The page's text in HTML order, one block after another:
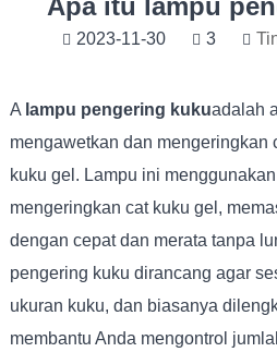
Apa itu lampu
2023-11-30 3
A lampu pengering kukuadalah
mengawetkan dan mengeringkan
kuku gel. Lampu ini
mengeringkan cat kuku gel,
dengan cepat dan merata tanpa
pengering kuku dirancang agar
ukuran kuku, dan biasanya
membantu Anda mengontrol